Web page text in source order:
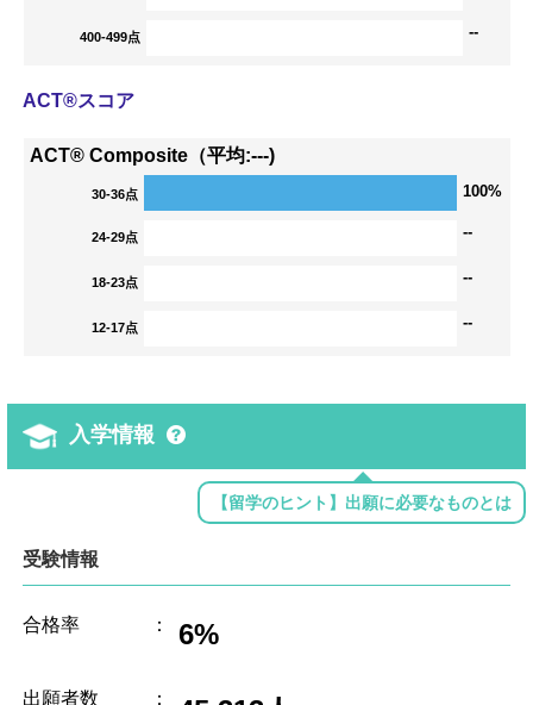
400-499点 --
ACT®スコア
ACT® Composite（平均:---)
30-36点 100%
24-29点 --
18-23点 --
12-17点 --
入学情報
【留学のヒント】出願に必要なものとは
受験情報
合格率 ： 6%
出願者数 ：